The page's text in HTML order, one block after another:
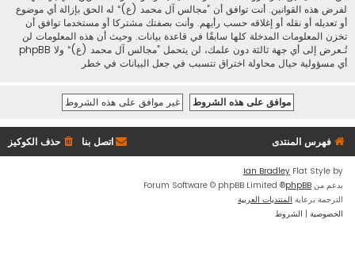
لفرض هذه القوانين. أنت توافق أن ”مجالس آل محمد (ع)“ له الحق بإزالة أي موضوع
أو تعديله أو نقله أو إغلاقه حسب رأيهم. وأنت بصفتك مشتركا أو مستخدما توافق أن
تخزن المعلومات المدخلة كلها سابقًا في قاعدة بيانات. وحيث أن هذه المعلومات لن
تُـعرض إلى أي جهة ثالثة دون علمك، لن يتحمل ”مجالس آل محمد (ع)“ ولا phpBB
أي مسؤولية حيال محاولة اختراق تتسبب في جعل البيانات في خطر
فهرس المنتدى حذف الكوكيز اتصل بنا
Flat Style by
Ian Bradley
بدعم من phpBB
® Forum Software © phpBB Limited
الترجمة برعاية المنتديات العربية
الخصوصية | الشروط